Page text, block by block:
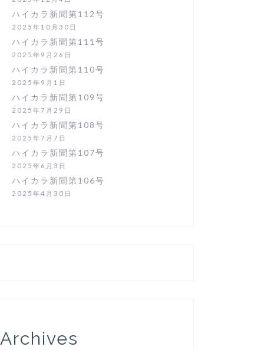
ハイカラ新聞第112号
2025年10月30日
ハイカラ新聞第111号
2025年9月26日
ハイカラ新聞第110号
2025年9月1日
ハイカラ新聞第109号
2025年7月29日
ハイカラ新聞第108号
2025年7月7日
ハイカラ新聞第107号
2025年6月3日
ハイカラ新聞第106号
2025年4月30日
Archives